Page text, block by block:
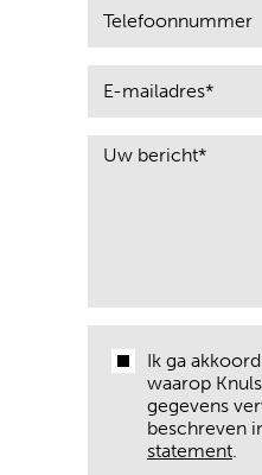
Ik ga
waarop
gegevens
beschreven
statement
BERICHT